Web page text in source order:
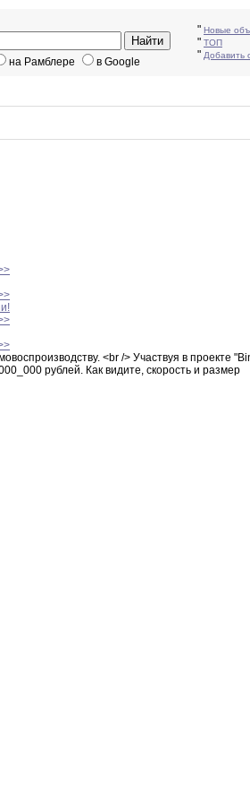
" Новые
" ТОП
" Добавить
на Рамблере в Google
. <br /> Участвуя в проекте
рублей. Как видите, скорость и размер